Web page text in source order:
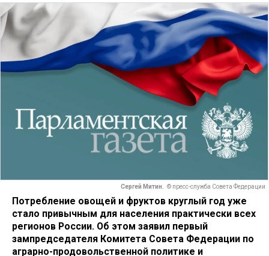
Сергей Митин. © пресс-служба Совета Федерации
Потребление овощей и фруктов круглый год уже
стало привычным для населения практически всех
регионов России. Об этом заявил первый
зампредседателя Комитета Совета Федерации по
аграрно-продовольственной политике и